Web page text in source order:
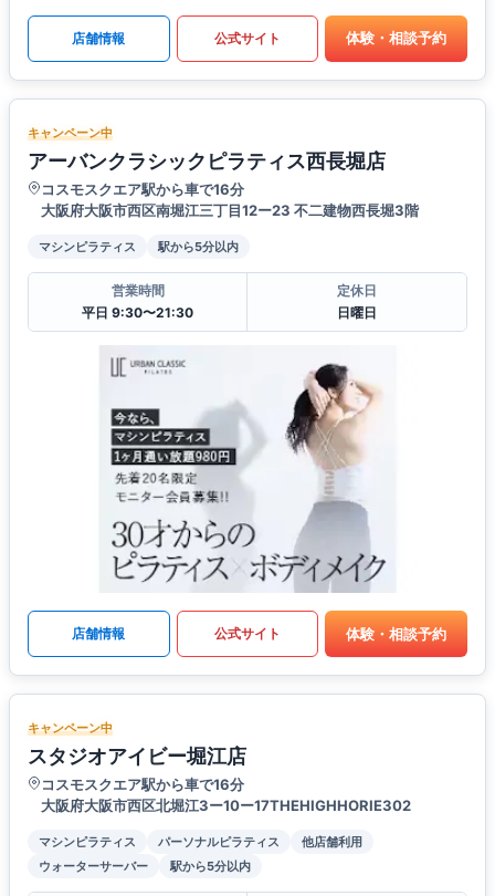
店舗情報 公式サイト 体験・相談予約
キャンペーン中
アーバンクラシックピラティス西長堀店
コスモスクエア駅から車で16分
大阪府大阪市西区南堀江三丁目12ー23 不二建物西長堀3階
マシンピラティス 駅から5分以内
営業時間
平日 9:30〜21:30
定休日
日曜日
店舗情報 公式サイト 体験・相談予約
キャンペーン中
スタジオアイビー堀江店
コスモスクエア駅から車で16分
大阪府大阪市西区北堀江3ー10ー17THEHIGHHORIE302
マシンピラティス パーソナルピラティス
他店舗利用
ウォーターサーバー
駅から5分以内